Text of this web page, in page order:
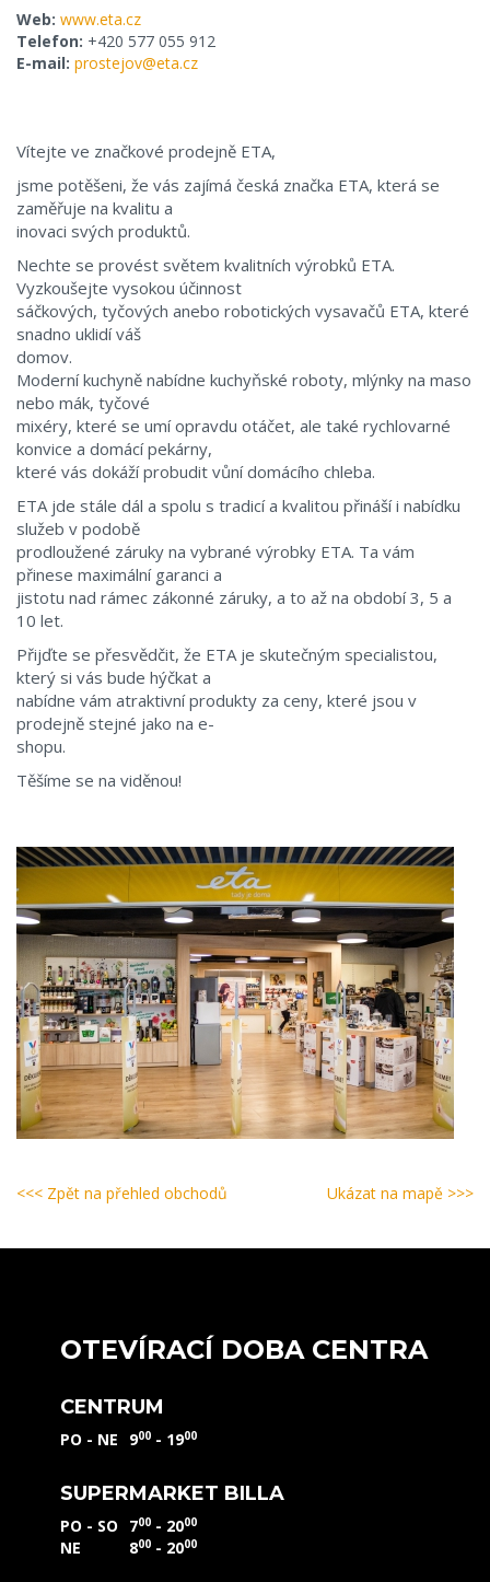
Web: www.eta.cz
Telefon: +420 577 055 912
E-mail: prostejov@eta.cz
Vítejte ve značkové prodejně ETA,
jsme potěšeni, že vás zajímá česká značka ETA, která se
zaměřuje na kvalitu a
inovaci svých produktů.
Nechte se provést světem kvalitních výrobků ETA.
Vyzkoušejte vysokou účinnost
sáčkových, tyčových anebo robotických vysavačů ETA, které
snadno uklidí váš
domov.
Moderní kuchyně nabídne kuchyňské roboty, mlýnky na maso
nebo mák, tyčové
mixéry, které se umí opravdu otáčet, ale také rychlovarné
konvice a domácí pekárny,
které vás dokáží probudit vůní domácího chleba.
ETA jde stále dál a spolu s tradicí a kvalitou přináší i nabídku
služeb v podobě
prodloužené záruky na vybrané výrobky ETA. Ta vám
přinese maximální garanci a
jistotu nad rámec zákonné záruky, a to až na období 3, 5 a
10 let.
Přijďte se přesvědčit, že ETA je skutečným specialistou,
který si vás bude hýčkat a
nabídne vám atraktivní produkty za ceny, které jsou v
prodejně stejné jako na e-
shopu.
Těšíme se na viděnou!
<<< Zpět na přehled obchodů Ukázat na mapě >>>
OTEVÍRACÍ DOBA CENTRA
CENTRUM
PO - NE 900 - 1900
SUPERMARKET BILLA
PO - SO 700 - 2000
NE 800 - 2000